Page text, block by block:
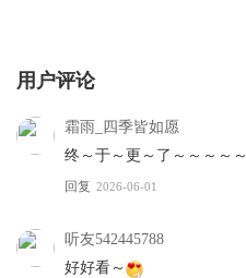
用户评论
霜雨_四季皆如愿
终～于～更～了～～～～～
回复 2026-06-01
听友542445788
好好看～